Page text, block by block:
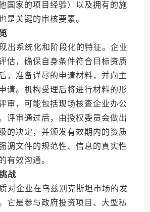
国家的项目经验）以及拥有的施
是关键的审核要素。
系统化和阶段化的特征。企业
估，确保自身条件符合目标资质
，准备详尽的申请材料，并向主
请。机构受理后将进行材料的形
审，可能包括现场核查企业办公
评审通过后，由授权委员会做出
的决定，并颁发有效期内的资质
调文件的规范性、信息的真实性
有效沟通。
战
企业在乌兹别克斯坦市场的发
它是参与政府投资项目、大型私